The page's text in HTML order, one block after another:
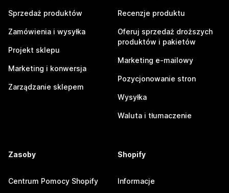
Sprzedaż produktów
Zamówienia i wysyłka
Projekt sklepu
Marketing i konwersja
Zarządzanie sklepem
Recenzje produktu
Oferuj sprzedaż droższych
produktów i pakietów
Marketing e-mailowy
Pozycjonowanie stron
Wysyłka
Waluta i tłumaczenie
Zasoby
Centrum Pomocy Shopify
Shopify
Informacje